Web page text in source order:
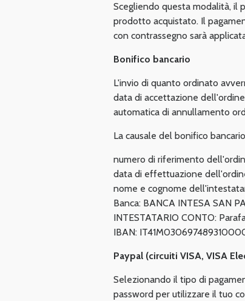
Scegliendo questa modalità,
prodotto acquistato. Il
con contrassegno sarà
Bonifico bancario
L'invio di quanto ordinato
data di accettazione
automatica di annullamento
La causale del bonifico
numero di riferimento
data di effettuazione
nome e cognome
Banca: BANCA INTESA SAN
INTESTATARIO CONTO:
IBAN:
Paypal (circuiti VISA, VISA
Selezionando il tipo di
password per utilizzare il tuo